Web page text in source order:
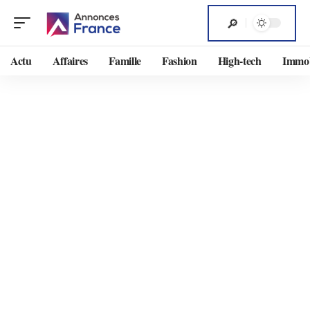
Actu Affaires Famille Fashion High-tech